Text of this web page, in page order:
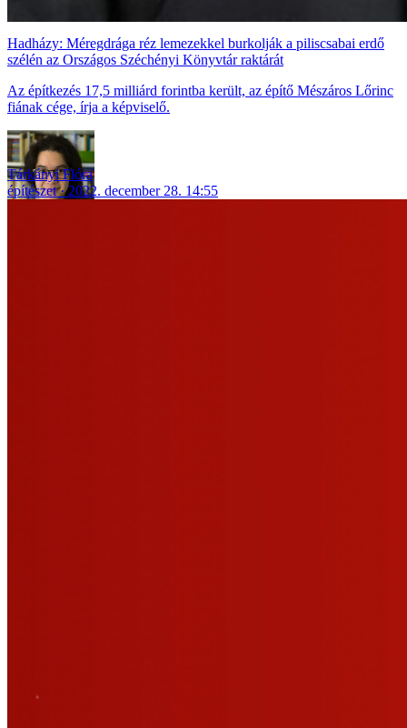
Hadházy: Méregdrága réz lemezekkel burkolják a piliscsabai erdő
szélén az Országos Széchényi Könyvtár raktárát
Az építkezés 17,5 milliárd forintba került, az építő Mészáros Lőrinc
fiának cége, írja a képviselő.
Tárkányi Flóra
építészet
2022. december 28. 14:55